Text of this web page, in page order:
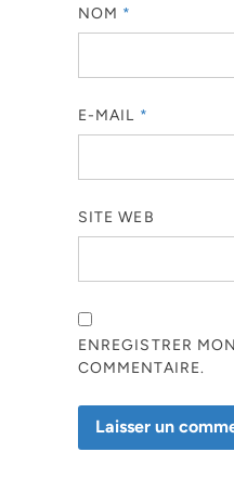
NOM *
E-MAIL *
SITE WEB
ENREGISTRER
COMMENTAIRE.